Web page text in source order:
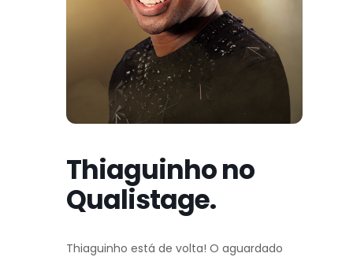
Thiaguinho no
Qualistage.
Thiaguinho está de volta! O aguardado